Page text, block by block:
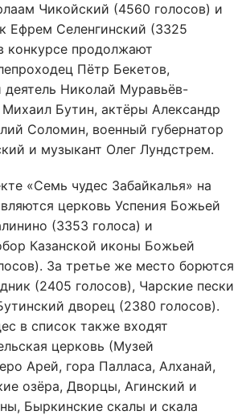
Чикойский (4560 голосов) и
Ефрем Селенгинский (3325
конкурсе продолжают
Пётр Бекетов,
деятель Николай Муравьёв-
Бутин, актёры Александр
Соломин, военный губернатор
и музыкант Олег Лундстрем.
«Семь чудес Забайкалья» на
церковь Успения Божьей
(3353 голоса) и
Казанской иконы Божьей
За третье же место борются
(2405 голосов), Чарские пески
дворец (2380 голосов).
в список также входят
церковь (Музей
Арей, гора Палласа, Алханай,
озёра, Дворцы, Агинский и
Быркинские скалы и скала